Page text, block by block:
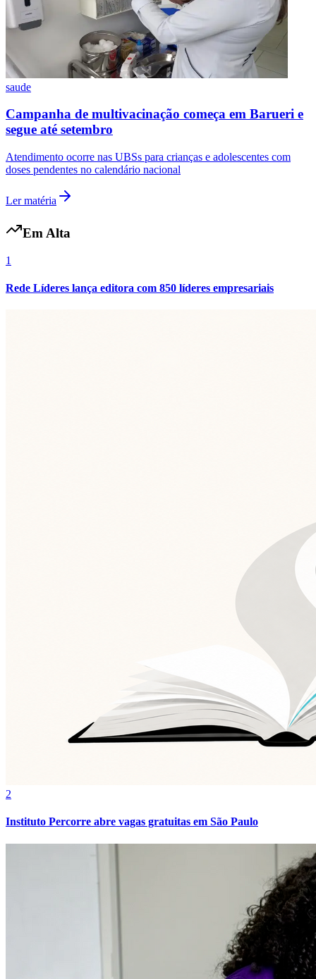
Botafogo
saude
Campanha de multivacinação começa em Barueri e
segue até setembro
Atendimento ocorre nas UBSs para crianças e adolescentes com
doses pendentes no calendário nacional
Ler matéria
Em Alta
1
Rede Líderes lança editora com 850 líderes empresariais
2
Instituto Percorre abre vagas gratuitas em São Paulo